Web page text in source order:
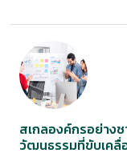
สเกลองค์กรอย่าง
วัฒนธรรมที่ขับเค